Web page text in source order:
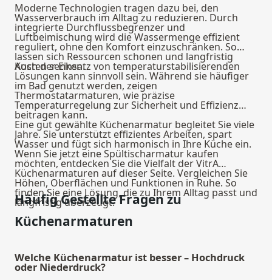
Moderne Technologien tragen dazu bei, den
Wasserverbrauch im Alltag zu reduzieren. Durch
integrierte Durchflussbegrenzer und
Luftbeimischung wird die Wassermenge effizient
reguliert, ohne den Komfort einzuschränken. So
lassen sich Ressourcen schonen und langfristig
Kosten senken.
Auch der Einsatz von temperaturstabilisierenden
Lösungen kann sinnvoll sein. Während sie häufiger
im Bad genutzt werden, zeigen
Thermostatarmaturen, wie präzise
Temperaturregelung zur Sicherheit und Effizienz
beitragen kann.
Eine gut gewählte Küchenarmatur begleitet Sie viele
Jahre. Sie unterstützt effizientes Arbeiten, spart
Wasser und fügt sich harmonisch in Ihre Küche ein.
Wenn Sie jetzt eine Spültischarmatur kaufen
möchten, entdecken Sie die Vielfalt der VitrA
Küchenarmaturen auf dieser Seite. Vergleichen Sie
Höhen, Oberflächen und Funktionen in Ruhe. So
finden Sie eine Lösung, die zu Ihrem Alltag passt und
langfristig überzeugt.
Häufig Gestellte Fragen zu
Küchenarmaturen
Welche Küchenarmatur ist besser – Hochdruck
oder Niederdruck?